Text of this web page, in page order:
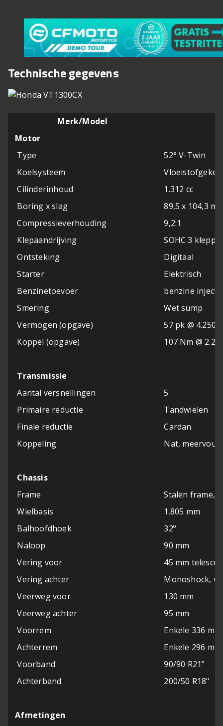
Technische gegevens
Merk/Model
Motor
Type
52° V-Twin
Koelsysteem
Cilinderinhoud
1.312 cc
Boring x slag
89,5 x 104,3
Compressieverhouding
9,2:1
Klepaandrijving
SOHC 3
Ontsteking
Digitaal
Starter
Elektrisch
Benzinetoevoer
benzine
Smering
Wet sump
Vermogen (opgave)
57 pk @ 4.250
Koppel (opgave)
107 Nm @
Transmissie
Aantal versnellingen
5
Primaire reductie
Tandwielen
Finale reductie
Cardan
Koppeling
Nat,
Chassis
Frame
Stalen frame,
Wielbasis
1.805 mm
Balhoofdhoek
32º
Naloop
90 mm
Vering voor
45 mm
Vering achter
Monoshock,
Veerweg voor
130 mm
Veerweg achter
95 mm
Voorrem
Enkele 336
Achterrem
Enkele 296
Voorband
90/90 R21"
Achterband
200/50 R18"
Afmetingen